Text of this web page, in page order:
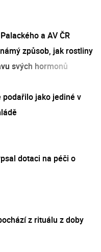
a AV ČR
způsob, jak rostliny
svých hormonů
podařilo jako jediné v
dotaci na péči o
z rituálu z doby